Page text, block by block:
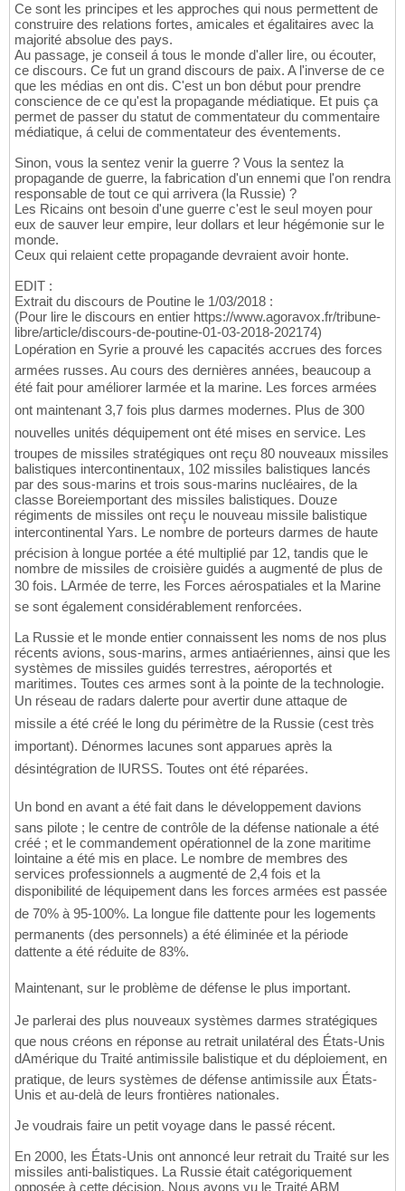
Ce sont les principes et les approches qui nous permettent de
construire des relations fortes, amicales et égalitaires avec la
majorité absolue des pays.
Au passage, je conseil á tous le monde d'aller lire, ou écouter,
ce discours. Ce fut un grand discours de paix. A l'inverse de ce
que les médias en ont dis. C'est un bon début pour prendre
conscience de ce qu'est la propagande médiatique. Et puis ça
permet de passer du statut de commentateur du commentaire
médiatique, á celui de commentateur des éventements.
Sinon, vous la sentez venir la guerre ? Vous la sentez la
propagande de guerre, la fabrication d'un ennemi que l'on rendra
responsable de tout ce qui arrivera (la Russie) ?
Les Ricains ont besoin d'une guerre c'est le seul moyen pour
eux de sauver leur empire, leur dollars et leur hégémonie sur le
monde.
Ceux qui relaient cette propagande devraient avoir honte.
EDIT :
Extrait du discours de Poutine le 1/03/2018 :
(Pour lire le discours en entier https://www.agoravox.fr/tribune-
libre/article/discours-de-poutine-01-03-2018-202174)
Lopération en Syrie a prouvé les capacités accrues des forces
armées russes. Au cours des dernières années, beaucoup a
été fait pour améliorer larmée et la marine. Les forces armées
ont maintenant 3,7 fois plus darmes modernes. Plus de 300
nouvelles unités déquipement ont été mises en service. Les
troupes de missiles stratégiques ont reçu 80 nouveaux missiles
balistiques intercontinentaux, 102 missiles balistiques lancés
par des sous-marins et trois sous-marins nucléaires, de la
classe Boreiemportant des missiles balistiques. Douze
régiments de missiles ont reçu le nouveau missile balistique
intercontinental Yars. Le nombre de porteurs darmes de haute
précision à longue portée a été multiplié par 12, tandis que le
nombre de missiles de croisière guidés a augmenté de plus de
30 fois. LArmée de terre, les Forces aérospatiales et la Marine
se sont également considérablement renforcées.
La Russie et le monde entier connaissent les noms de nos plus
récents avions, sous-marins, armes antiaériennes, ainsi que les
systèmes de missiles guidés terrestres, aéroportés et
maritimes. Toutes ces armes sont à la pointe de la technologie.
Un réseau de radars dalerte pour avertir dune attaque de
missile a été créé le long du périmètre de la Russie (cest très
important). Dénormes lacunes sont apparues après la
désintégration de lURSS. Toutes ont été réparées.
Un bond en avant a été fait dans le développement davions
sans pilote ; le centre de contrôle de la défense nationale a été
créé ; et le commandement opérationnel de la zone maritime
lointaine a été mis en place. Le nombre de membres des
services professionnels a augmenté de 2,4 fois et la
disponibilité de léquipement dans les forces armées est passée
de 70% à 95-100%. La longue file dattente pour les logements
permanents (des personnels) a été éliminée et la période
dattente a été réduite de 83%.
Maintenant, sur le problème de défense le plus important.
Je parlerai des plus nouveaux systèmes darmes stratégiques
que nous créons en réponse au retrait unilatéral des États-Unis
dAmérique du Traité antimissile balistique et du déploiement, en
pratique, de leurs systèmes de défense antimissile aux États-
Unis et au-delà de leurs frontières nationales.
Je voudrais faire un petit voyage dans le passé récent.
En 2000, les États-Unis ont annoncé leur retrait du Traité sur les
missiles anti-balistiques. La Russie était catégoriquement
opposée à cette décision. Nous avons vu le Traité ABM